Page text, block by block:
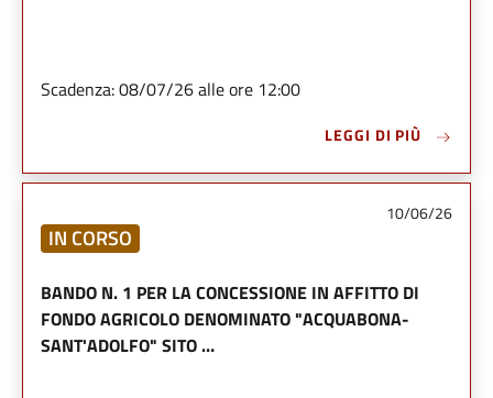
Scadenza: 08/07/26 alle ore 12:00
LEGGI DI PIÙ
10/06/26
IN CORSO
BANDO N. 1 PER LA CONCESSIONE IN AFFITTO DI
FONDO AGRICOLO DENOMINATO "ACQUABONA-
SANT'ADOLFO" SITO …